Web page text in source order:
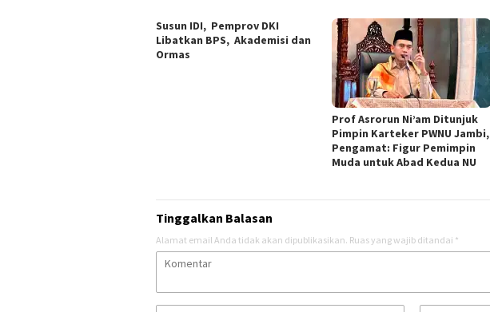
Susun IDI, Pemprov DKI
Libatkan BPS, Akademisi dan
Ormas
Prof Asrorun Ni’am Ditunjuk
Pimpin Karteker PWNU Jambi,
Pengamat: Figur Pemimpin
Muda untuk Abad Kedua NU
Tinggalkan Balasan
Alamat email Anda tidak akan dipublikasikan. Ruas yang wajib ditandai *